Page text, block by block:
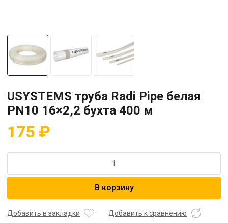
USYSTEMS труба Radi Pipe белая
PN10 16×2,2 бухта 400 м
175 ₽
USYSTEMS
Pipe
В корзину
Добавить в закладки Добавить к сравнению